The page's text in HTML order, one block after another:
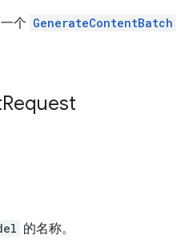
个 GenerateContentBatch
Request
的名称。